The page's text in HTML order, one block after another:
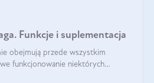
Funkcje i suplementacja
obejmują przede wszystkim
funkcjonowanie niektórych